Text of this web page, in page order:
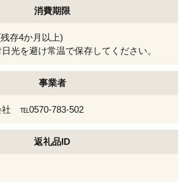
消費期限
存4か月以上)
光を避け常温で保存してください。
事業者
社 ℡0570-783-502
返礼品ID